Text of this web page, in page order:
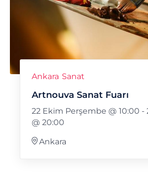
Ankara Sanat
Artnouva Sanat Fuarı
22 Ekim Perşembe @ 10:00 -
@ 20:00
Ankara